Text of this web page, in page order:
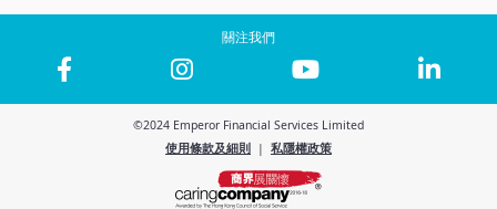
關注我們
©2024 Emperor Financial Services Limited
使用條款及細則
| 私隱權政策